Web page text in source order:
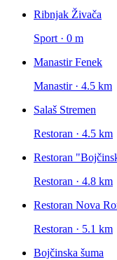
Ribnjak Živača
Sport · 0 m
Manastir Fenek
Manastir · 4.5 km
Salaš Stremen
Restoran · 4.5 km
Restoran
Restoran · 4.8 km
Restoran Nova
Restoran · 5.1 km
Bojčinska šuma